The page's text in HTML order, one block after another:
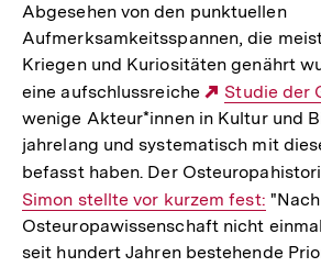
Abgesehen von den punktuellen
Aufmerksamkeitsspannen, die
Kriegen und Kuriositäten genährt
eine aufschlussreiche
Externer
Link:
Studie der
wenige Akteur*innen in Kultur und
jahrelang und systematisch mit
befasst haben. Der
Simon stellte vor kurzem fest:
Ost­eu­ro­pa­wis­sen­schaft nicht
seit hundert Jahren bestehende